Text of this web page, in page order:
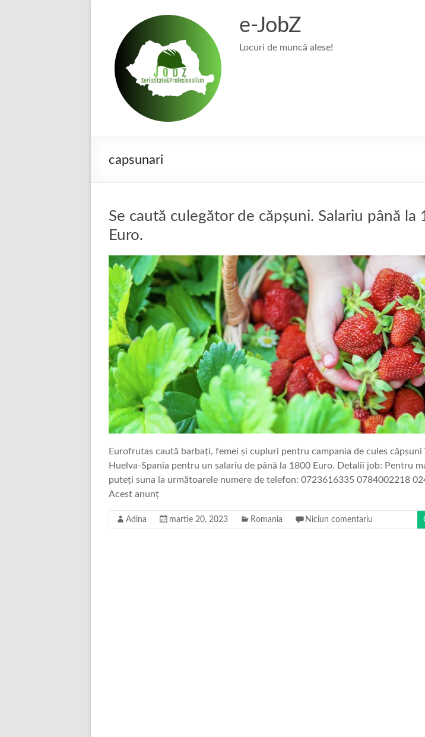
e-JobZ
Locuri de muncă alese!
capsunari
Se caută culegător de căpșuni. Salariu până la
Euro.
Eurofrutas caută barbați, femei și cupluri pentru campania de cules căpșuni
Huelva-Spania pentru un salariu de până la 1800 Euro. Detalii job: Pentru
puteți suna la următoarele numere de telefon: 0723616335 0784002218
Acest anunț
Adina martie 20, 2023 Romania Niciun comentariu